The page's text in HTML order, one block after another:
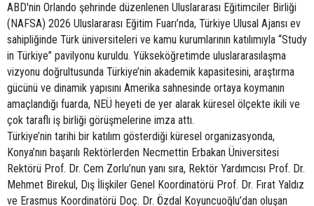
ABD'nin Orlando şehrinde düzenlenen Uluslararası Eğitimciler Birliği
(NAFSA) 2026 Uluslararası Eğitim Fuarı’nda, Türkiye Ulusal Ajansı ev
sahipliğinde Türk üniversiteleri ve kamu kurumlarının katılımıyla “Study
in Türkiye” pavilyonu kuruldu. Yükseköğretimde uluslararasılaşma
vizyonu doğrultusunda Türkiye’nin akademik kapasitesini, araştırma
gücünü ve dinamik yapısını Amerika sahnesinde ortaya koymanın
amaçlandığı fuarda, NEÜ heyeti de yer alarak küresel ölçekte ikili ve
çok taraflı iş birliği görüşmelerine imza attı.
Türkiye’nin tarihi bir katılım gösterdiği küresel organizasyonda,
Konya’nın başarılı Rektörlerden Necmettin Erbakan Üniversitesi
Rektörü Prof. Dr. Cem Zorlu’nun yanı sıra, Rektör Yardımcısı Prof. Dr.
Mehmet Birekul, Dış İlişkiler Genel Koordinatörü Prof. Dr. Fırat Yaldız
ve Erasmus Koordinatörü Doç. Dr. Özdal Koyuncuoğlu’dan oluşan